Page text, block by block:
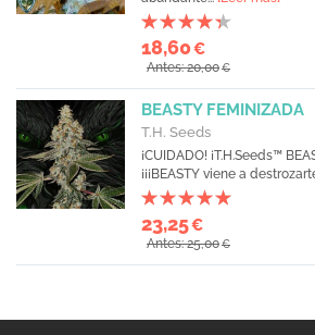
18,60€
Antes: 20,00€
BEASTY FEMINIZADA
T.H. Seeds
¡CUIDADO! ¡T.H.Seeds™
¡¡¡BEASTY viene a
23,25€
Antes: 25,00€